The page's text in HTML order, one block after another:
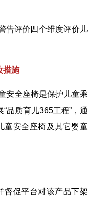
告评价四个维度评价
措施
安全座椅是保护儿童
品质育儿365工程”，
安全座椅及其它婴童
督促平台对该产品下